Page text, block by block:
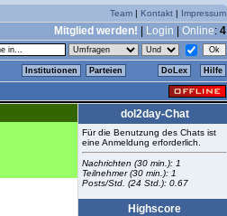
Team | Kontakt | Impressum
Mitglied werden! Login Online: 4
Institutionen Parteien DoLex Hilfe
dol2day-Chat
Für die Benutzung des Chats ist
eine Anmeldung erforderlich.
Nachrichten (30 min.): 1
Teilnehmer (30 min.): 1
Posts/Std. (24 Std.): 0.67
Highscore